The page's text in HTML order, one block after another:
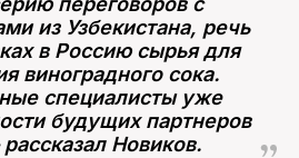
из Узбекистана, речь
в Россию сырья для
виноградного сока.
специалисты уже
будущих партнеров
Новиков.